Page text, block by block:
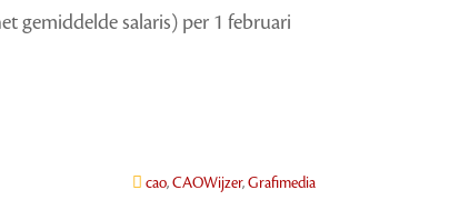
gemiddelde salaris) per 1 februari
cao,CAOWijzer,Grafimedia